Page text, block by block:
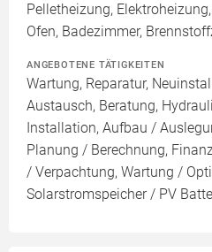
Pelletheizung,
Ofen, Badezimmer,
ANGEBOTENE TÄTIGKEITEN
Wartung, Reparatur,
Austausch, Beratung,
Installation, Aufbau /
Planung / Berechnung,
/ Verpachtung, Wartung /
Solarstromspeicher / PV